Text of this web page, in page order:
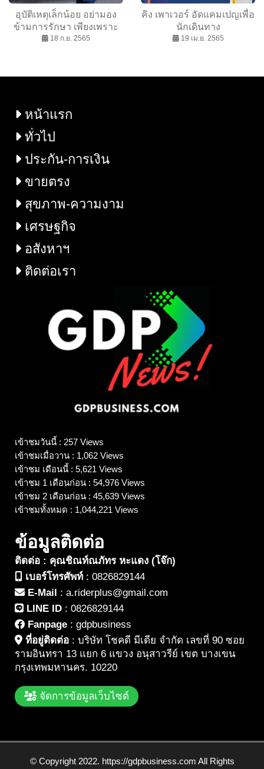
อุบัติเหตุเล็กน้อย อย่ามอง
ข้ามการรักษา เพียงเพราะ
แค่ไม่อยากเสียค่าใช้จ่าย
18 ก.ย. 2565
คิง เพาเวอร์ อัดแคมเปญเพื่อ
นักเดินทาง
19 เม.ย. 2565
หน้าแรก
ทั่วไป
ประกัน-การเงิน
ขายตรง
สุขภาพ-ความงาม
เศรษฐกิจ
อสังหาฯ
ติดต่อเรา
เข้าชมวันนี้ : 257 Views
เข้าชมเมื่อวาน : 1,062 Views
เข้าชม เดือนนี้ : 5,621 Views
เข้าชม 1 เดือนก่อน : 54,976 Views
เข้าชม 2 เดือนก่อน : 45,639 Views
เข้าชมทั้งหมด : 1,044,221 Views
ข้อมูลติดต่อ
ติดต่อ : คุณชิณท์ณภัทร หะแดง (โจ๊ก)
เบอร์โทรศัพท์ : 0826829144
E-Mail : a.riderplus@gmail.com
LINE ID : 0826829144
Fanpage : gdpbusiness
ที่อยู่ติดต่อ : บริษัท โชคดี มีเดีย จำกัด เลขที่ 90 ซอย
รามอินทรา 13 แยก 6 แขวง อนุสาวรีย์ เขต บางเขน
กรุงเทพมหานคร. 10220
จัดการข้อมูลเว็บไซต์
© Copyright 2022. https://gdpbusiness.com All Rights